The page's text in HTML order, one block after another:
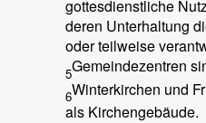
gottesdienstliche
deren Unterhaltung
oder teilweise
5Gemeindezentren
6Winterkirchen und
als Kirchengebäude.